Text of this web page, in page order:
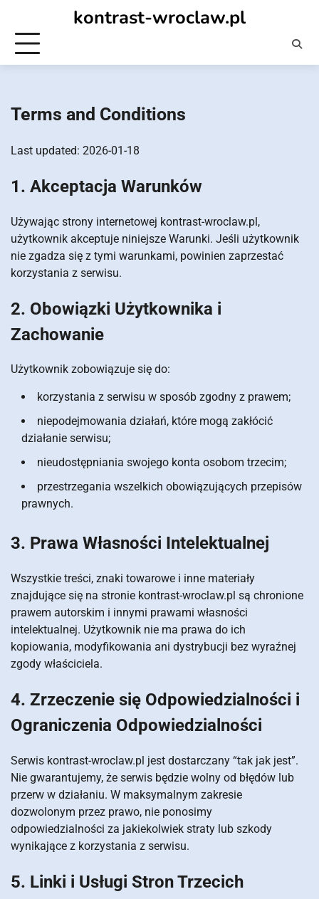
content
kontrast-wroclaw.pl
Terms and Conditions
Last updated: 2026-01-18
1. Akceptacja Warunków
Używając strony internetowej kontrast-wroclaw.pl,
użytkownik akceptuje niniejsze Warunki. Jeśli użytkownik
nie zgadza się z tymi warunkami, powinien zaprzestać
korzystania z serwisu.
2. Obowiązki Użytkownika i
Zachowanie
Użytkownik zobowiązuje się do:
korzystania z serwisu w sposób zgodny z prawem;
niepodejmowania działań, które mogą zakłócić
działanie serwisu;
nieudostępniania swojego konta osobom trzecim;
przestrzegania wszelkich obowiązujących przepisów
prawnych.
3. Prawa Własności Intelektualnej
Wszystkie treści, znaki towarowe i inne materiały
znajdujące się na stronie kontrast-wroclaw.pl są chronione
prawem autorskim i innymi prawami własności
intelektualnej. Użytkownik nie ma prawa do ich
kopiowania, modyfikowania ani dystrybucji bez wyraźnej
zgody właściciela.
4. Zrzeczenie się Odpowiedzialności i
Ograniczenia Odpowiedzialności
Serwis kontrast-wroclaw.pl jest dostarczany “tak jak jest”.
Nie gwarantujemy, że serwis będzie wolny od błędów lub
przerw w działaniu. W maksymalnym zakresie
dozwolonym przez prawo, nie ponosimy
odpowiedzialności za jakiekolwiek straty lub szkody
wynikające z korzystania z serwisu.
5. Linki i Usługi Stron Trzecich